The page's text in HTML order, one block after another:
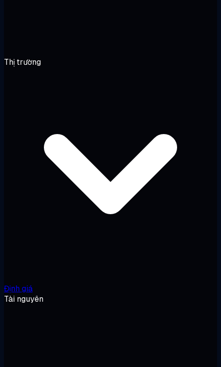
Thị trường
Định giá
Tài nguyên